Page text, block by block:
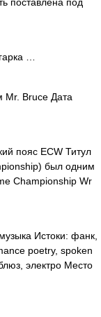
…
Bruce Дата
пояс ECW Титул
был одним
Championship Wr
Истоки: фанк,
poetry, spoken
электро Место